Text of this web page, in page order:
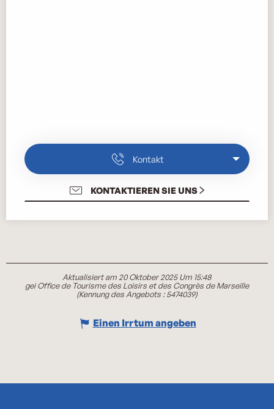
Kontakt
KONTAKTIEREN SIE UNS
Aktualisiert am 20 Oktober 2025 Um 15:48
gei Office de Tourisme des Loisirs et des Congrès de Marseille
(Kennung des Angebots :5474039)
Einen Irrtum angeben